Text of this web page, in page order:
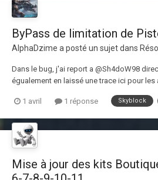
ByPass de limitation de
AlphaDzime a posté un sujet dans
Dans le bug, j'ai report a @Sh4doW98
égualement en laissé une trace ici pour
chunks. J'ai testé avec les hoppers et ça
1 avril 1 réponse Skyblock
Mise à jour des kits